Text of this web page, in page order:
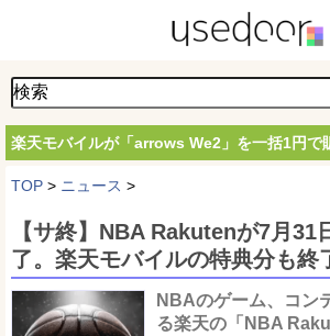
楽天モバイルが「arrows We2」を一括1円で
TOP > ニュース >
【サ終】NBA Rakutenが7月31
了。楽天モバイルの特典分も終
NBAのゲーム、コン
る楽天の「NBA